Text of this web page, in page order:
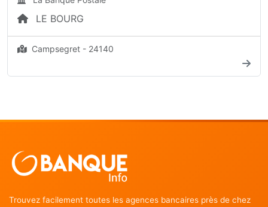
LE BOURG
Campsegret - 24140
Trouvez facilement toutes les agences bancaires près de chez